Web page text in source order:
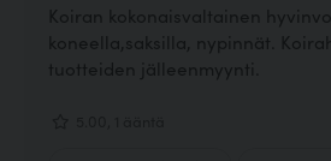
Koiran kokonaisvaltainen
koneella,saksilla, nypinnät.
tuotteiden jälleenmyynti.